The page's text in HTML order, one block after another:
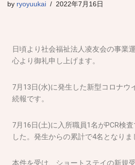
キ
by ryoyuukai 2022年7月16日
日頃より社会福祉法人凌友会の事業
心より御礼申し上げます。
7月13日(水)に発生した新型コロナウ
続報です。
7月16日(土)に入所職員1名がPCR検
した。発生からの累計で4名となりま
本件を受け、ショートステイの新規